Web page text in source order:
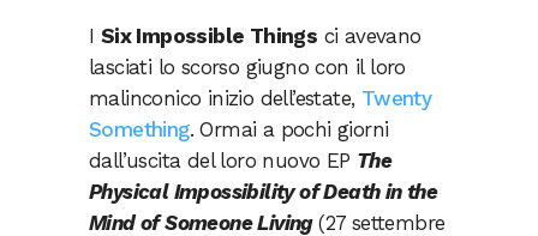
I Six Impossible Things ci avevano
lasciati lo scorso giugno con il loro
malinconico inizio dell’estate, Twenty
Something. Ormai a pochi giorni
dall’uscita del loro nuovo EP The
Physical Impossibility of Death in the
Mind of Someone Living(27 settembre